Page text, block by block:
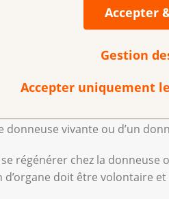
Accepter
Gestion
Accepter uniquement
ou du patient doivent
les risques liés à la
décédée récemment.
si la personne décédée ou
donneuse vivante ou d’un
régénérer chez la
d’organe doit être volontaire